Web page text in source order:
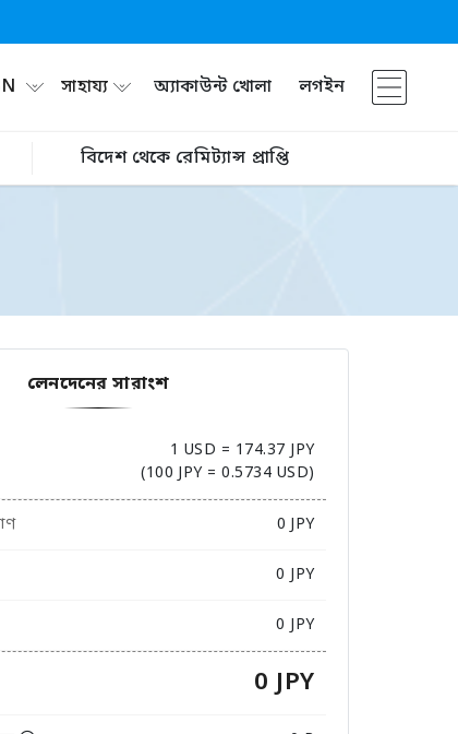
সাহায্য অ্যাকাউন্ট খোলা লগইন
বিদেশ থেকে রেমিট্যান্স প্রাপ্তি
লেনদেনের সারাংশ
1 USD = 174.37 JPY
(100 JPY = 0.5734 USD)
0 JPY
0 JPY
0 JPY
0 JPY